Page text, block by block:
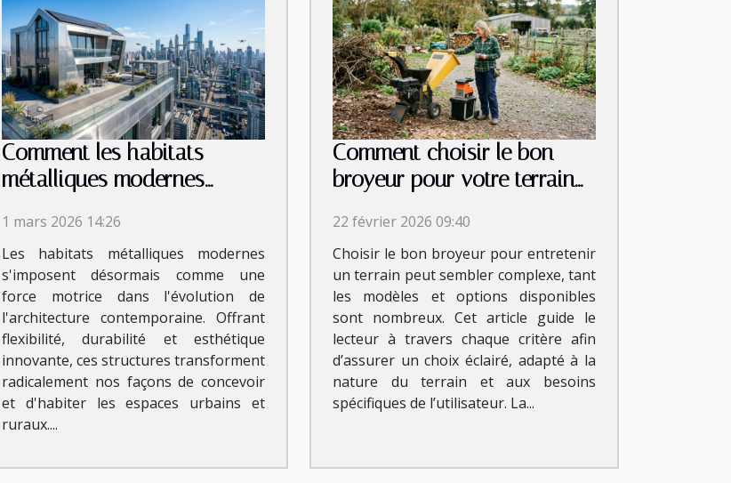
Comment les habitats
métalliques modernes
l'architecture ?
1 mars 2026 14:26
Les habitats métalliques modernes
s'imposent désormais comme une
force motrice dans l'évolution de
l'architecture contemporaine. Offrant
flexibilité, durabilité et esthétique
innovante, ces structures transforment
radicalement nos façons de concevoir
et d'habiter les espaces urbains et
ruraux....
Comment choisir le bon
broyeur pour votre terrain
22 février 2026 09:40
Choisir le bon broyeur pour entretenir
un terrain peut sembler complexe, tant
les modèles et options disponibles
sont nombreux. Cet article guide le
lecteur à travers chaque critère afin
d’assurer un choix éclairé, adapté à la
nature du terrain et aux besoins
spécifiques de l’utilisateur. La...